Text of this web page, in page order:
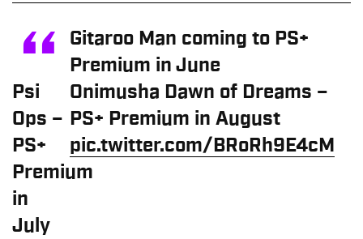
Gitaroo Man coming to PS+
Premium in June
Psi
Ops –
PS+
Premium
in
July
Onimusha Dawn of Dreams –
PS+ Premium in August
pic.twitter.com/BRoRh9E4cM